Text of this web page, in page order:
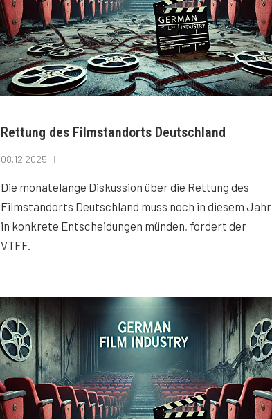
Rettung des Filmstandorts Deutschland
08.12.2025
Die monatelange Diskussion über die Rettung des
Filmstandorts Deutschland muss noch in diesem Jahr
in konkrete Entscheidungen münden, fordert der
VTFF.